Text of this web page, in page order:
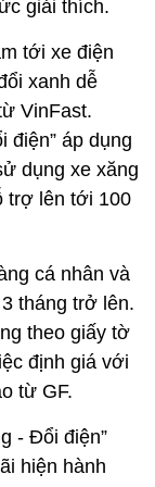
giải thích.
tới xe điện
xanh dễ
VinFast.
điện” áp dụng
dụng xe xăng
trợ lên tới 100
cá nhân và
tháng trở lên.
theo giấy tờ
định giá với
từ GF.
- Đổi điện”
hiện hành